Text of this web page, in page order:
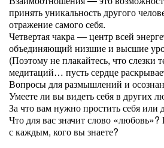
принять уникальность другого
отражение самого себя.
Четвертая чакра — центр всей
объединяющий низшие и высшие
(Поэтому не плакайтесь, что слезки
медитаций… пусть сердце
Вопросы для размышлений и
Умеете ли вы видеть себя в других
За что вам нужно простить себя или
Что для вас значит слово
с каждым, кого вы знаете?